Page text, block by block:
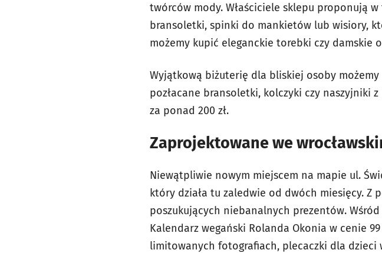
twórców mody. Właściciele sklepu proponują
bransoletki, spinki do mankietów lub wisiory,
możemy kupić eleganckie torebki czy damskie
Wyjątkową biżuterię dla bliskiej osoby
pozłacane bransoletki, kolczyki czy naszyjniki
za ponad 200 zł.
Zaprojektowane we
Niewątpliwie nowym miejscem na mapie ul.
który działa tu zaledwie od dwóch miesięcy. Z
poszukujących niebanalnych prezentów.
Kalendarz wegański Rolanda Okonia w cenie
limitowanych fotografiach, plecaczki dla dzieci